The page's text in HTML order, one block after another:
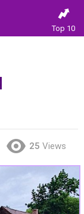
Top 10
25 Views